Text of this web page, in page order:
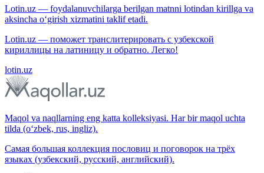
Lotin.uz — foydalanuvchilarga berilgan matnni lotindan kirillga va
aksincha o‘girish xizmatini taklif etadi.
Lotin.uz — поможет транслитерировать с узбекской
кириллицы на латиницу и обратно. Легко!
lotin.uz
Maqol va naqllarning eng katta kolleksiyasi. Har bir maqol uchta
tilda (o‘zbek, rus, ingliz).
Самая большая коллекция пословиц и поговорок на трёх
языках (узбекский, русский, английский).